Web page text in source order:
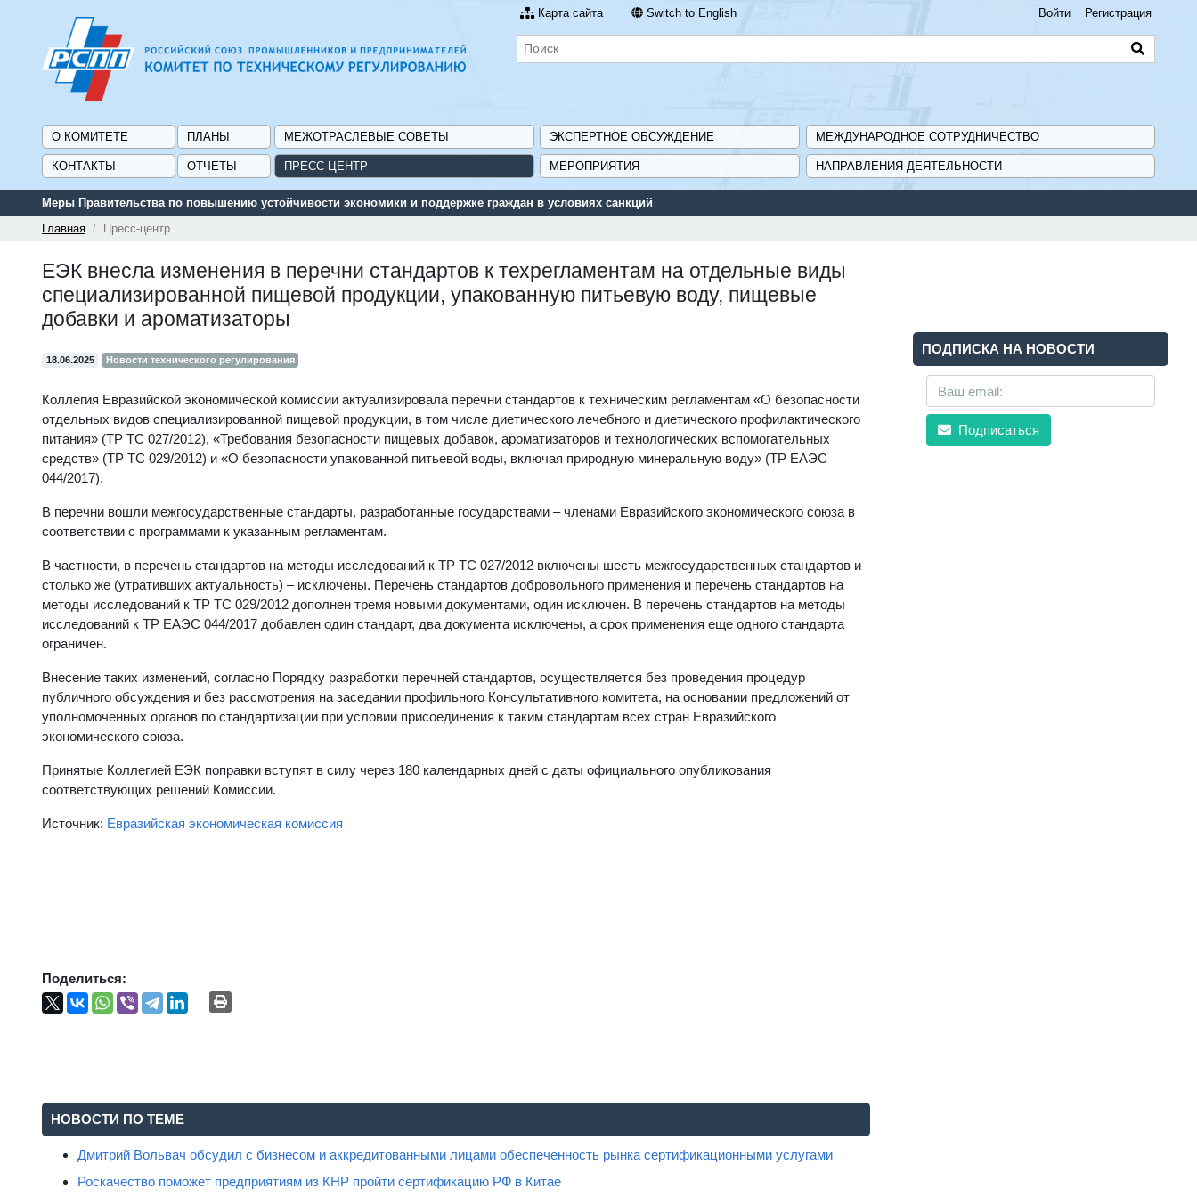
Карта сайта Switch to English Войти Регистрация
О КОМИТЕТЕ ПЛАНЫ МЕЖОТРАСЛЕВЫЕ СОВЕТЫ ЭКСПЕРТНОЕ ОБСУЖДЕНИЕ МЕЖДУНАРОДНОЕ СОТРУДНИЧЕСТВО
КОНТАКТЫ ОТЧЕТЫ ПРЕСС-ЦЕНТР МЕРОПРИЯТИЯ НАПРАВЛЕНИЯ ДЕЯТЕЛЬНОСТИ
Меры Правительства по повышению устойчивости экономики и поддержке граждан в условиях санкций
Главная
Пресс-центр
ЕЭК внесла изменения в перечни стандартов к техрегламентам на отдельные виды
специализированной пищевой продукции, упакованную питьевую воду, пищевые
добавки и ароматизаторы
18.06.2025 Новости технического регулирования
Коллегия Евразийской экономической комиссии актуализировала перечни стандартов к техническим регламентам «О безопасности
отдельных видов специализированной пищевой продукции, в том числе диетического лечебного и диетического профилактического
питания» (ТР ТС 027/2012), «Требования безопасности пищевых добавок, ароматизаторов и технологических вспомогательных
средств» (ТР ТС 029/2012) и «О безопасности упакованной питьевой воды, включая природную минеральную воду» (ТР ЕАЭС
044/2017).
В перечни вошли межгосударственные стандарты, разработанные государствами – членами Евразийского экономического союза в
соответствии с программами к указанным регламентам.
В частности, в перечень стандартов на методы исследований к ТР ТС 027/2012 включены шесть межгосударственных стандартов и
столько же (утративших актуальность) – исключены. Перечень стандартов добровольного применения и перечень стандартов на
методы исследований к ТР ТС 029/2012 дополнен тремя новыми документами, один исключен. В перечень стандартов на методы
исследований к ТР ЕАЭС 044/2017 добавлен один стандарт, два документа исключены, а срок применения еще одного стандарта
ограничен.
Внесение таких изменений, согласно Порядку разработки перечней стандартов, осуществляется без проведения процедур
публичного обсуждения и без рассмотрения на заседании профильного Консультативного комитета, на основании предложений от
уполномоченных органов по стандартизации при условии присоединения к таким стандартам всех стран Евразийского
экономического союза.
Принятые Коллегией ЕЭК поправки вступят в силу через 180 календарных дней с даты официального опубликования
соответствующих решений Комиссии.
Источник: Евразийская экономическая комиссия
Поделиться:
НОВОСТИ ПО ТЕМЕ
Дмитрий Вольвач обсудил с бизнесом и аккредитованными лицами обеспеченность рынка сертификационными услугами
Роскачество поможет предприятиям из КНР пройти сертификацию РФ в Китае
ПОДПИСКА НА НОВОСТИ
Подписаться